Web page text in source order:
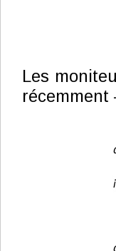
Les
récemment